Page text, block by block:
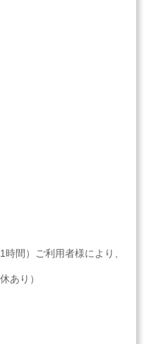
間）ご利用者様により、
あり）